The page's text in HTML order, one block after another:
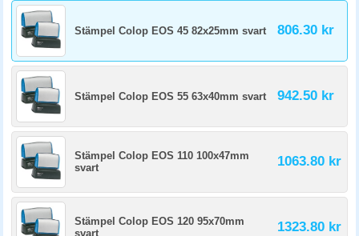
Stämpel Colop EOS 45 82x25mm svart 806.30 kr
Stämpel Colop EOS 55 63x40mm svart 942.50 kr
Stämpel Colop EOS 110 100x47mm
svart
1063.80 kr
Stämpel Colop EOS 120 95x70mm
svart
1323.80 kr